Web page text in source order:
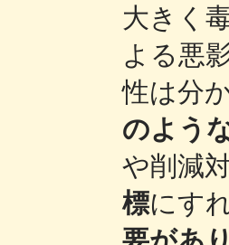
大きく
よる悪
性は分
のよう
や削減
標にす